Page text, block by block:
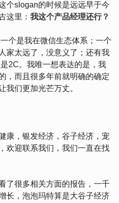
个slogan的时候是远远早于今
这里：我这个产品经理还行？
个是我在微信生态体系；一个
家太远了，没意义了；还有我
2C。我唯一想表达的是，我
，而且很多年前就明确的确定
我们更加光芒万丈。
康，银发经济，谷子经济，宠
欢迎联系我们，我们一直在找
了很多相关方面的报告，一千
长，泡泡玛特算是大谷子经济